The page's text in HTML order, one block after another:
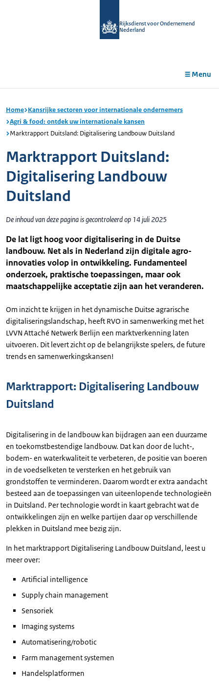
Rijksdienst voor Ondernemend
Nederland
Menu
Home Kansrijke sectoren voor internationale ondernemers
Agri & food: ontdek uw internationale kansen
Marktrapport Duitsland: Digitalisering Landbouw Duitsland
Marktrapport Duitsland:
Digitalisering Landbouw
Duitsland
De inhoud van deze pagina is gecontroleerd op 14 juli 2025
De lat ligt hoog voor digitalisering in de Duitse
landbouw. Net als in Nederland zijn digitale agro-
innovaties volop in ontwikkeling. Fundamenteel
onderzoek, praktische toepassingen, maar ook
maatschappelijke acceptatie zijn aan het veranderen.
Om inzicht te krijgen in het dynamische Duitse agrarische
digitaliseringslandschap, heeft RVO in samenwerking met het
LVVN Attaché Netwerk Berlijn een marktverkenning laten
uitvoeren. Dit levert zicht op de belangrijkste spelers, de future
trends en samenwerkingskansen!
Marktrapport: Digitalisering Landbouw
Duitsland
Digitalisering in de landbouw kan bijdragen aan een duurzame
en toekomstbestendige landbouw. Dat kan door de lucht-,
bodem- en waterkwaliteit te verbeteren, de positie van boeren
in de voedselketen te versterken en het gebruik van
grondstoffen te verminderen. Daarom wordt er extra aandacht
besteed aan de toepassingen van uiteenlopende technologieën
in Duitsland. Per technologie wordt in kaart gebracht wat de
ontwikkelingen zijn en welke partijen daar op verschillende
plekken in Duitsland mee bezig zijn.
In het marktrapport Digitalisering Landbouw Duitsland, leest u
meer over:
Artificial intelligence
Supply chain management
Sensoriek
Imaging systems
Automatisering/robotic
Farm management systemen
Handelsplatformen